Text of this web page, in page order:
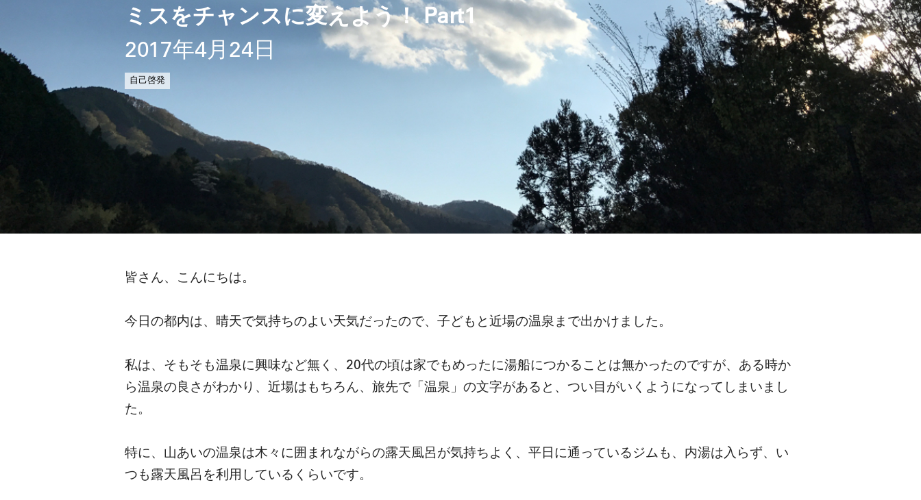
ミスをチャンスに変えよう！ Part1
2017年4月24日
自己啓発
皆さん、こんにちは。
今日の都内は、晴天で気持ちのよい天気だったので、子どもと近場の温泉まで出かけました。
私は、そもそも温泉に興味など無く、20代の頃は家でもめったに湯船につかることは無かったのですが、ある時か
ら温泉の良さがわかり、近場はもちろん、旅先で「温泉」の文字があると、つい目がいくようになってしまいまし
た。
特に、山あいの温泉は木々に囲まれながらの露天風呂が気持ちよく、平日に通っているジムも、内湯は入らず、い
つも露天風呂を利用しているくらいです。